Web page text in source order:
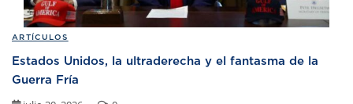
ARTÍCULOS
Estados Unidos, la ultraderecha y el fantasma de la
Guerra Fría